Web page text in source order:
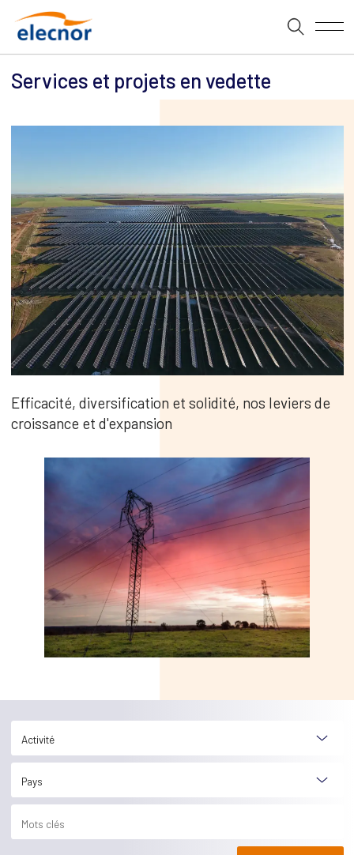
Services et projets en vedette
Efficacité, diversification et solidité, nos leviers de
croissance et d'expansion
Activité
Pays